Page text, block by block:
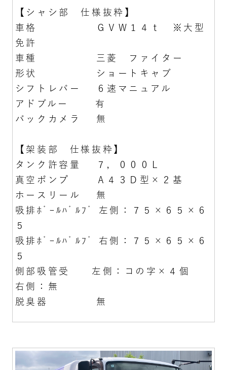
【シャシ部 仕様抜粋】
車格 ＧＶＷ１４ｔ ※大型
免許
車種 三菱 ファイター
形状 ショートキャブ
シフトレバー ６速マニュアル
アドブルー 有
バックカメラ 無
【架装部 仕様抜粋】
タンク許容量 ７，０００Ｌ
真空ポンプ Ａ４３Ｄ型×２基
ホースリール 無
吸排ﾎﾞｰﾙﾊﾞﾙﾌﾞ 左側：７５×６５×６
５
吸排ﾎﾞｰﾙﾊﾞﾙﾌﾞ 右側：７５×６５×６
５
側部吸管受 左側：コの字×４個
右側：無
脱臭器 無